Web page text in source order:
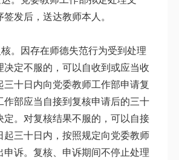
发后，送达教师本人。
核。因存在师德失范行为受到处理
决定不服的，可以自收到或应当收
三十日内向党委教师工作部申请复
作部应当自接到复核申请后的三十
定。对复核结果不服的，可以自接
起三十日内，按照规定向党委教师
申诉。复核、申诉期间不停止处理